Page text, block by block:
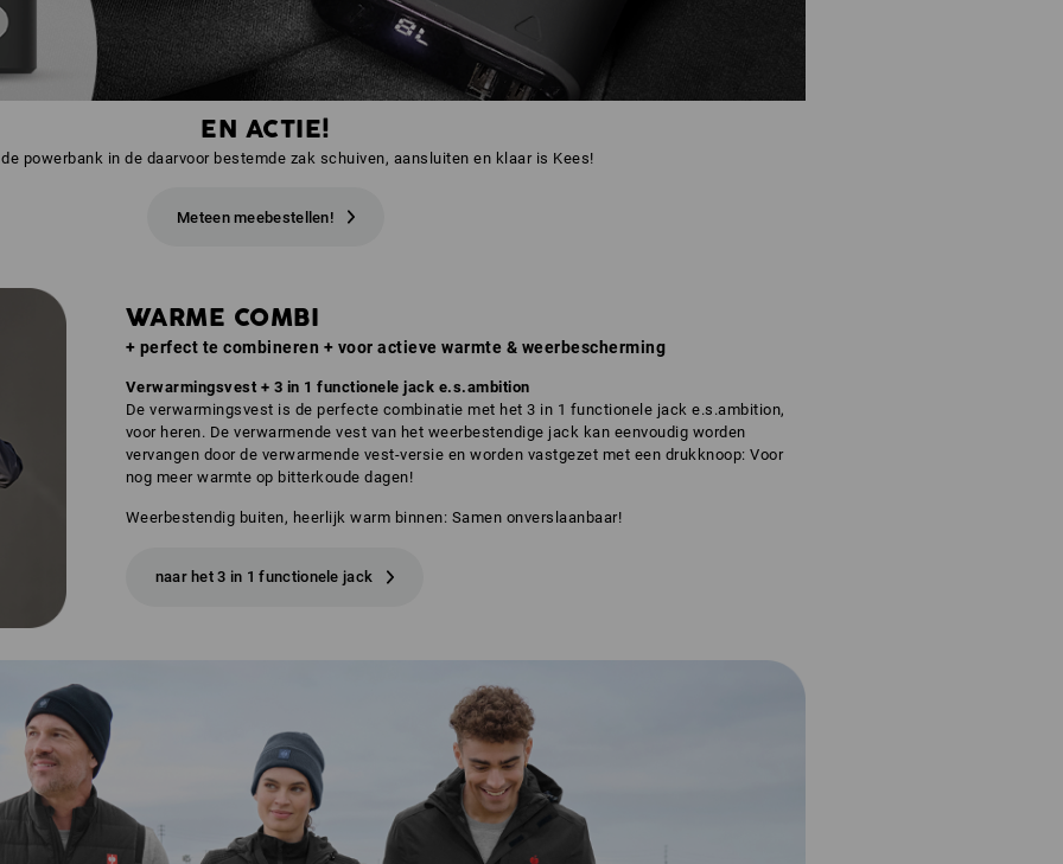
EN ACTIE!
powerbank in de daarvoor bestemde zak schuiven, aansluiten en klaar is Kees!
Meteen meebestellen!
WARME COMBI
+ perfect te combineren + voor actieve warmte & weerbescherming
Verwarmingsvest + 3 in 1 functionele jack e.s.ambition
De verwarmingsvest is de perfecte combinatie met het 3 in 1 functionele jack e.s.ambition,
voor heren. De verwarmende vest van het weerbestendige jack kan eenvoudig worden
vervangen door de verwarmende vest-versie en worden vastgezet met een drukknoop: Voor
nog meer warmte op bitterkoude dagen!
Weerbestendig buiten, heerlijk warm binnen: Samen onverslaanbaar!
naar het 3 in 1 functionele jack